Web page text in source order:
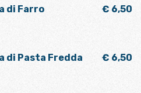
di Farro € 6,50
di Pasta Fredda € 6,50